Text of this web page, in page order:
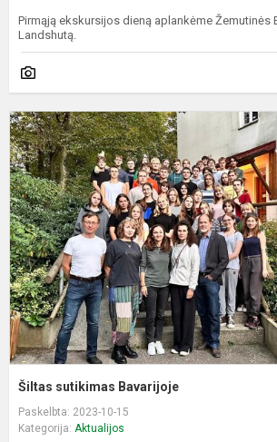
Pirmąją ekskursijos dieną aplankėme Žemutinės
Landshutą.
Šiltas sutikimas Bavarijoje
Paskelbta: 2023-10-15
Kategorija: Aktualijos